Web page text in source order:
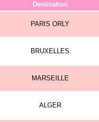
Destination
PARIS ORLY
BRUXELLES
MARSEILLE
ALGER